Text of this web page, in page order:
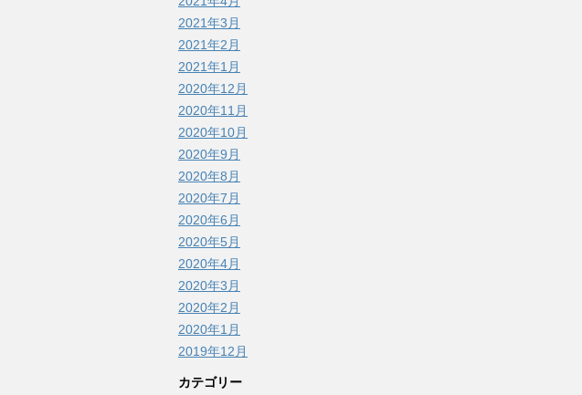
2021年3月
2021年2月
2021年1月
2020年12月
2020年11月
2020年10月
2020年9月
2020年8月
2020年7月
2020年6月
2020年5月
2020年4月
2020年3月
2020年2月
2020年1月
2019年12月
カテゴリー